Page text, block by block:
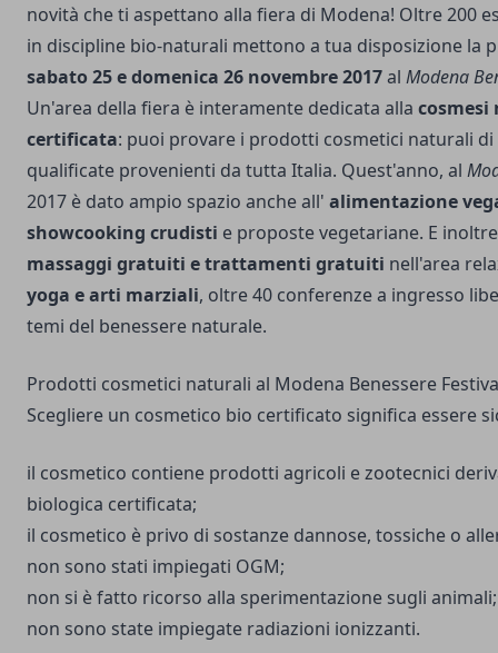
novità che ti aspettano alla fiera di Modena! Oltre 200
in discipline bio-naturali mettono a tua disposizione la
sabato 25 e domenica 26 novembre 2017al Modena
Un'area della fiera è interamente dedicata alla cosmesi
certificata: puoi provare i prodotti cosmetici naturali di
qualificate provenienti da tutta Italia. Quest'anno, al
2017 è dato ampio spazio anche all' alimentazione
showcooking crudisti e proposte vegetariane. E
massaggi gratuiti e trattamenti gratuiti nell'area
yoga e arti marziali, oltre 40 conferenze a ingresso
temi del benessere naturale.
Prodotti cosmetici naturali al Modena Benessere
Scegliere un cosmetico bio certificato significa essere
il cosmetico contiene prodotti agricoli e zootecnici
biologica certificata;
il cosmetico è privo di sostanze dannose, tossiche o
non sono stati impiegati OGM;
non si è fatto ricorso alla sperimentazione sugli animali;
non sono state impiegate radiazioni ionizzanti.